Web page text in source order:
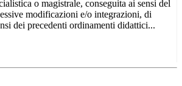
o magistrale, conseguita ai sensi del
modificazioni e/o integrazioni, di
dei precedenti ordinamenti didattici...